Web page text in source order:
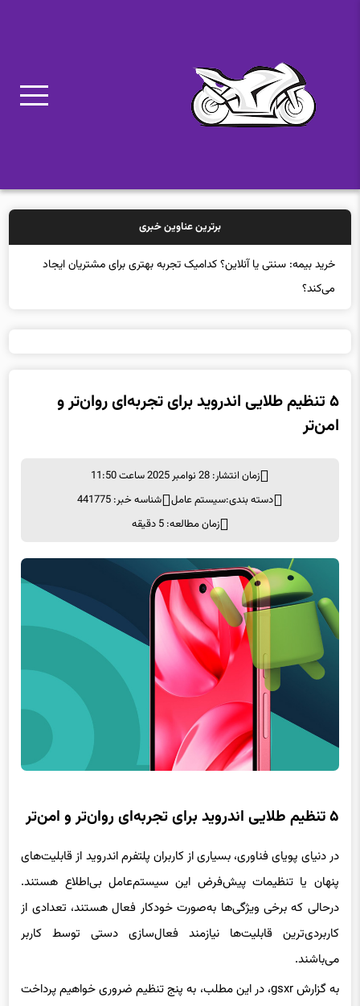
برترین عناوین خبری
خر
امن‌تر
دسته بندی:سيستم عامل
شناسه خبر: 441775
زمان مطالعه: 5 دقیقه
پنهان یا تنظیمات پیش‌فرض این سیستم‌عامل بی‌اطلاع هستند.
درحالی که برخی ویژگی‌ها به‌صورت خودکار فعال هستند، تعدادی از
کاربردی‌ترین قابلیت‌ها نیازمند فعال‌سازی دستی توسط کاربر
می‌باشند.
که می‌توانند کارایی و امنیت دستگاه شما را به‌طور چشمگیری ارتقا